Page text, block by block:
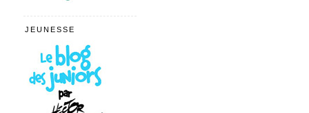
JEUNESSE